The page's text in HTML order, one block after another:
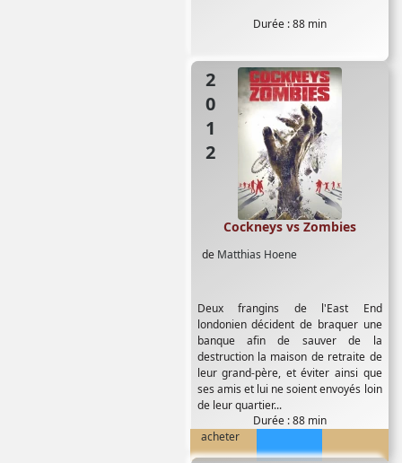
Durée : 88 min
2012
de Matthias Hoene
Cockneys vs Zombies
Deux frangins de l'East End
londonien décident de braquer une
banque afin de sauver de la
destruction la maison de retraite de
leur grand-père, et éviter ainsi que
ses amis et lui ne soient envoyés loin
de leur quartier...
Durée : 88 min
acheter